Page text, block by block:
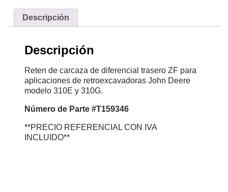
Descripción
Descripción
Reten de carcaza de diferencial trasero ZF para
aplicaciones de retroexcavadoras John Deere
modelo 310E y 310G.
Número de Parte #T159346
**PRECIO REFERENCIAL CON IVA
INCLUIDO**